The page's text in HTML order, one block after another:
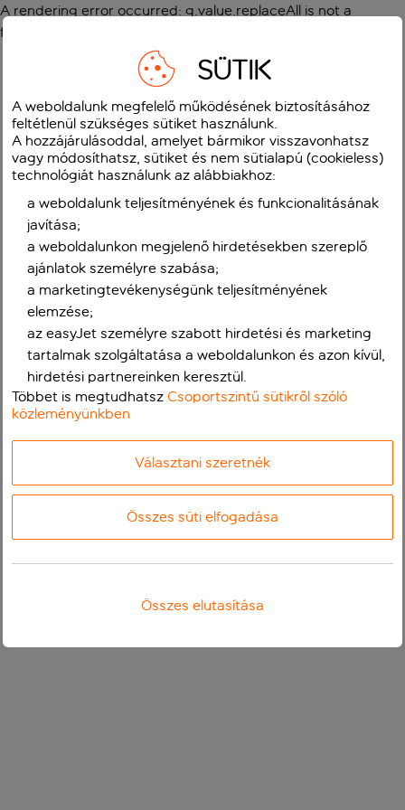
A rendering error occurred: g.value.replaceAll is not a
function
SÜTIK
A weboldalunk megfelelő működésének biztosításához
feltétlenül szükséges sütiket használunk.
A hozzájárulásoddal, amelyet bármikor visszavonhatsz
vagy módosíthatsz, sütiket és nem sütialapú (cookieless)
technológiát használunk az alábbiakhoz:
a weboldalunk teljesítményének és funkcionalitásának
javítása;
a weboldalunkon megjelenő hirdetésekben szereplő
ajánlatok személyre szabása;
a marketingtevékenységünk teljesítményének
elemzése;
az easyJet személyre szabott hirdetési és marketing
tartalmak szolgáltatása a weboldalunkon és azon kívül,
hirdetési partnereinken keresztül.
Többet is megtudhatszCsoportszintű sütikről szóló
közleményünkben
Választani szeretnék
Összes süti elfogadása
Összes elutasítása